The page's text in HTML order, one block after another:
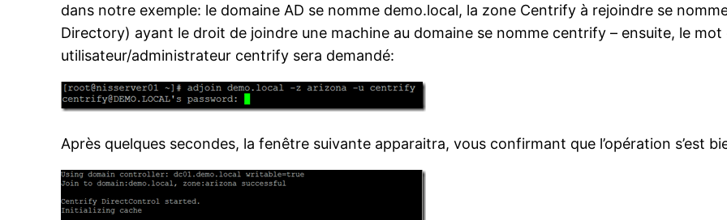
dans notre exemple: le domaine AD se nomme demo.local, la zone Centrify à rejoindre se
Directory) ayant le droit de joindre une machine au domaine se nomme centrify – ensuite, le
utilisateur/administrateur centrify sera demandé:
Après quelques secondes, la fenêtre suivante apparaitra, vous confirmant que l’opération s’est